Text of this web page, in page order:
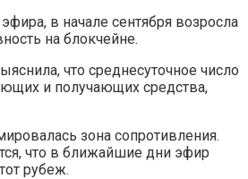
в начале сентября возросла
на блокчейне.
что среднесуточное число
и получающих средства,
зона сопротивления.
что в ближайшие дни эфир
рубеж.